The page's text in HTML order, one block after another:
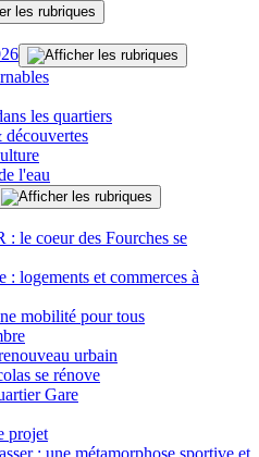
les quartiers
l'eau
le coeur des Fourches se
: logements et commerces à
mobilité pour tous
urbain
se rénove
Gare
projet
: une métamorphose sportive et